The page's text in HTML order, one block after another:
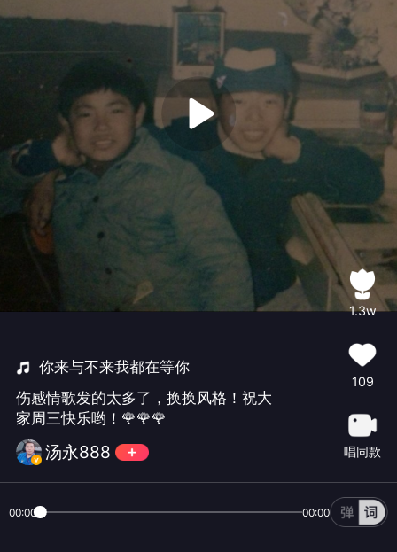
你来与不来我都在等你
伤感情歌发的太多了，换换风格！祝大
家周三快乐哟！🌹🌹🌹
汤永888
1.3w
109
唱同款
00:00 00:00